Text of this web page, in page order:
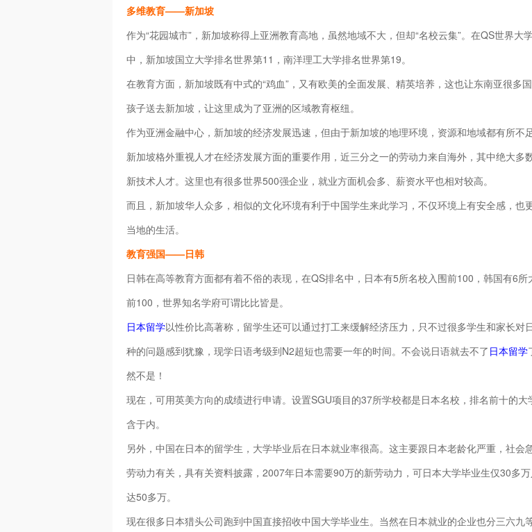
多维教育——新加坡
作为“花园城市”，新加坡称得上亚洲教育高地，虽然地域不大，但却“名校云集”。在QS世界大
中，新加坡国立大学排名世界第11，南洋理工大学排名世界第19。
在教育方面，新加坡既有中式的“鸡血”，又有欧美的全面发展、精英培养，这也让东南亚很多
孩子送去新加坡，让这里成为了亚洲的区域教育枢纽。
作为亚洲金融中心，新加坡的经济发展迅速，但由于新加坡的地理环境，资源和地域都有所不
新加坡格外重视人才在经济发展方面的重要作用，近三分之一的劳动力来自海外，其中绝大多
新技术人才。这里也有很多世界500强企业，就业方面机会多、薪资水平也相对较高。
而且，新加坡华人众多，相似的文化环境有利于中国学生来此学习，不仅环境上有安全感，也
当地的生活。
教育强国——日韩
日韩在高等教育方面都有着不俗的表现，在QS排名中，日本有5所名校入围前100，韩国有6所
前100，世界知名学府可谓比比皆是。
日本留学以性价比高著称，留学生还可以通过打工来缓解经济压力，只不过很多学生和家长对
种的问题感到犹豫，现学日语考级到N2超短也需要一年的时间。不会说日语就去不了 日本留学
然不是！
现在，可用英美方向的成绩进行申请。设置SGU项目的37所学校都是日本名校，排名前十的大
含于内。
另外，中国在日本的留学生，大学毕业后在日本就业率很高。这主要跟日本老龄化严重，社会
劳动力有关，具有关资料披露，2007年日本需要90万的新劳动力，可日本大学毕业生仅30多
达50多万。
现在很多日本猎头公司跑到中国直接招收中国大学毕业生。当然在日本就业的企业也分三六九